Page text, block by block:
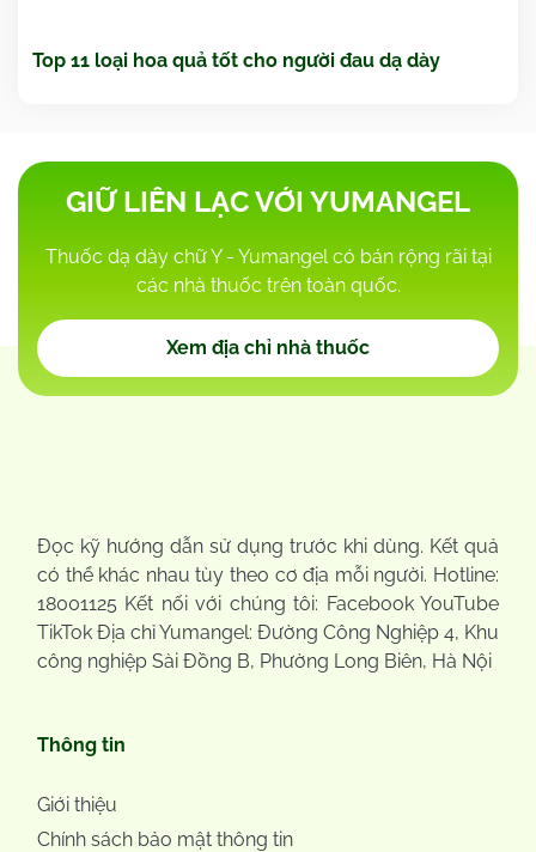
Top 11 loại hoa quả tốt cho người đau dạ dày
GIỮ LIÊN LẠC VỚI YUMANGEL
Thuốc dạ dày chữ Y - Yumangel có bán rộng rãi tại
các nhà thuốc trên toàn quốc.
Xem địa chỉ nhà thuốc
Đọc kỹ hướng dẫn sử dụng trước khi dùng. Kết quả
có thể khác nhau tùy theo cơ địa mỗi người. Hotline:
18001125 Kết nối với chúng tôi: Facebook YouTube
TikTok Địa chỉ Yumangel: Đường Công Nghiệp 4, Khu
công nghiệp Sài Đồng B, Phường Long Biên, Hà Nội
Thông tin
Giới thiệu
Chính sách bảo mật thông tin